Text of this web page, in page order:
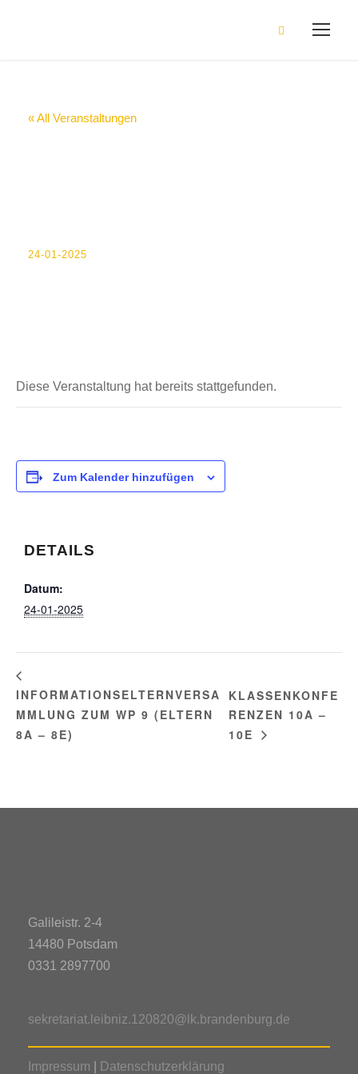
« All Veranstaltungen
24-01-2025
Diese Veranstaltung hat bereits stattgefunden.
Zum Kalender hinzufügen
DETAILS
Datum:
24-01-2025
INFORMATIONSELTERNVERSA
MMLUNG ZUM WP 9 (ELTERN
8A – 8E)
KLASSENKONFE
RENZEN 10A –
10E
Galileistr. 2-4
14480 Potsdam
0331 2897700
sekretariat.leibniz.120820@lk.brandenburg.de
Impressum Datenschutzerklärung